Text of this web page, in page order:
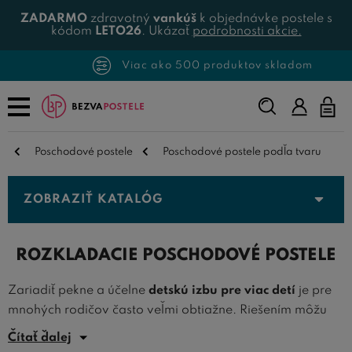
ZADARMOzdravotný vankúšk objednávke postele s
kódom LETO26. Ukázať podrobnosti akcie.
Viac ako 500 produktov skladom
Napíšte,
čo
Poschodové postele Poschodové postele podľa tvaru
ZOBRAZIŤ KATALÓG
ROZKLADACIE POSCHODOVÉ POSTELE
Zariadiť pekne a účelne detskú izbu pre viac detí je pre
mnohých rodičov často veľmi obtiažne. Riešením môžu
byť
rozkladacie poschodové postele
Čítať ďalej